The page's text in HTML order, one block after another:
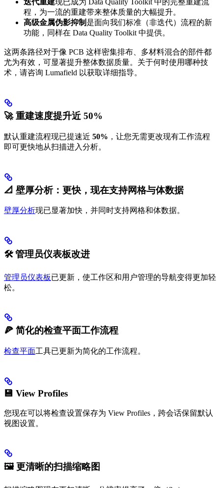
迭代重建现已成为 Data Quality Toolkit 中的完整重建流
程，为一流的重建带来整体质量的大幅提升。
高级金属伪影抑制 是面向我们标准（非迭代）流程的新
功能，同样在 Data Quality Toolkit 中提供。
这两条路径对于像 PCB 这样密集排布、多材料混合的部件都
尤为有效，可显著提升整体数据质量。关于何时使用哪种技
术，请咨询 Lumafield 以获取详细指导。
🚀 重建速度提升近 50%
默认重建流程现已提速近 50% ，让您无需更改现有工作流程
即可更快地从扫描进入分析。
📐 壁厚分析：更快，现在支持网格与体数据
壁厚分析现已显著加快，并同时支持网格和体数据。
🛠️ 管理员仪表板改进
管理员仪表板已更新，使工作区和用户管理的导航变得更加轻
松。
🍕 简化的检查平面工作流程
检查平面工具已更新为简化的工作流程。
💾 View Profiles
您现在可以将检查设置保存为 View Profiles，跨会话保留默认
视图设置。
🖼️ 更清晰的扫描缩略图